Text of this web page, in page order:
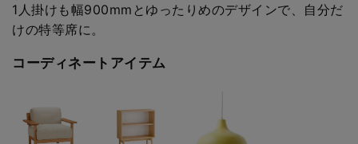
1人掛けも幅900mmとゆったりめのデザインで、自分だ
けの特等席に。
コーディネートアイテム